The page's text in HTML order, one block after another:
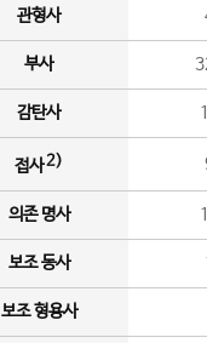
관형사
부사
감탄사
접사2)
의존 명사
보조 동사
보조 형용사